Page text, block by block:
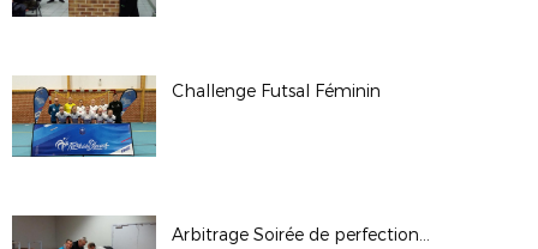
Challenge Futsal Féminin
Arbitrage Soirée de perfectionnement Acte 4